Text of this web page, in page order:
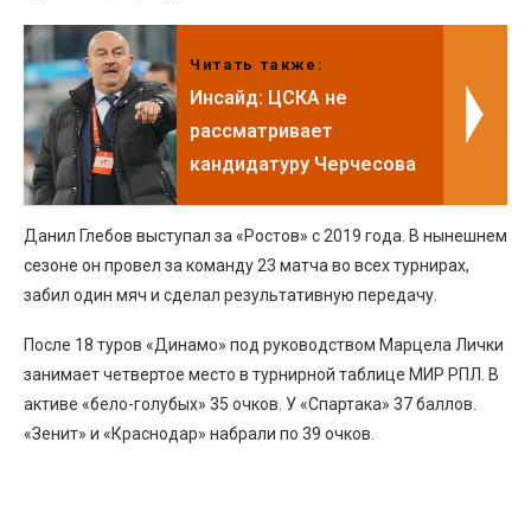
Читать также:
Инсайд: ЦСКА не
рассматривает
кандидатуру Черчесова
Данил Глебов выступал за «Ростов» с 2019 года. В нынешнем
сезоне он провел за команду 23 матча во всех турнирах,
забил один мяч и сделал результативную передачу.
После 18 туров «Динамо» под руководством Марцела Лички
занимает четвертое место в турнирной таблице МИР РПЛ. В
активе «бело-голубых» 35 очков. У «Спартака» 37 баллов.
«Зенит» и «Краснодар» набрали по 39 очков.